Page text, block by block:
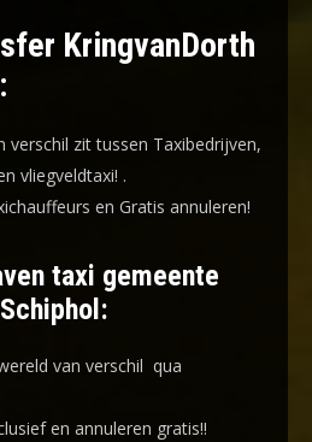
KringvanDorth
verschil zit tussen Taxibedrijven,
vliegveldtaxi! .
en Gratis annuleren!
taxi gemeente
van verschil qua
en annuleren gratis!!